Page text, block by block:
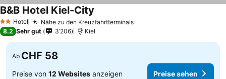
2 Sterne
Hotel Nähe zu den Kreuzfahrtterminals
B&B Hotel Kiel-City
8.2 Sehr gut 3’206 Kiel
Ab CHF 58
Preise von 12 Websites anzeigen Preise sehen